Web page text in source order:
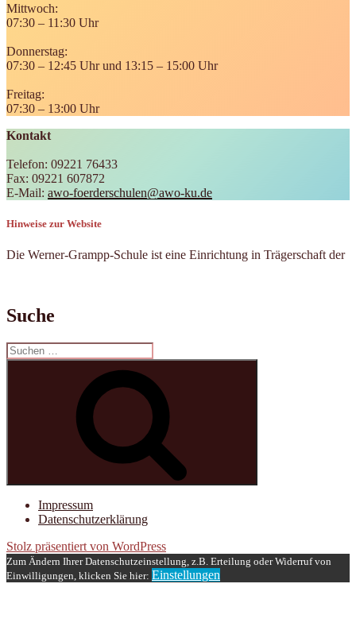
Mittwoch:
07:30 – 11:30 Uhr
Donnerstag:
07:30 – 12:45 Uhr und 13:15 – 15:00 Uhr
Freitag:
07:30 – 13:00 Uhr
Kontakt
Telefon: 09221 76433
Fax: 09221 607872
E-Mail: awo-foerderschulen@awo-ku.de
Hinweise zur Website
Die Werner-Grampp-Schule ist eine Einrichtung in Trägerschaft der
Suche
Suchen
nach:
Impressum
Datenschutzerklärung
Stolz präsentiert von WordPress
Zum Ändern Ihrer Datenschutzeinstellung, z.B. Erteilung oder Widerruf von
Einwilligungen, klicken Sie hier: Einstellungen